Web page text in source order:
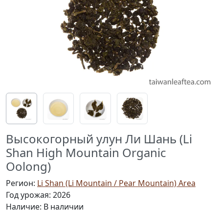
Высокогорный улун Ли Шань (Li
Shan High Mountain Organic
Oolong)
Регион: Li Shan (Li Mountain / Pear Mountain) Area
Год урожая: 2026
Наличие: В наличии